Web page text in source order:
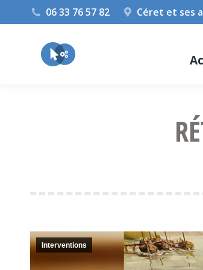
06 33 76 57 82 Céret et ses
Interventions